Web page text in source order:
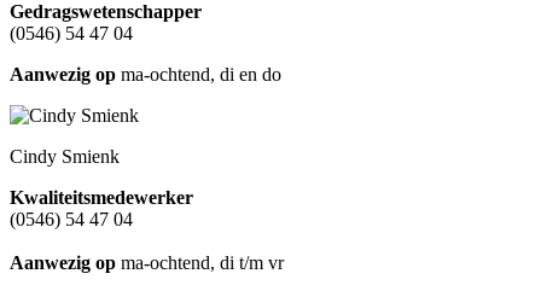
Gedragswetenschapper
(0546) 54 47 04
Aanwezig op ma-ochtend, di en do
Cindy Smienk
Kwaliteitsmedewerker
(0546) 54 47 04
Aanwezig op ma-ochtend, di t/m vr